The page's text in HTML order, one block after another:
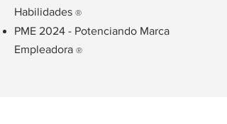
Habilidades ®
PME 2024 - Potenciando Marca
Empleadora ®